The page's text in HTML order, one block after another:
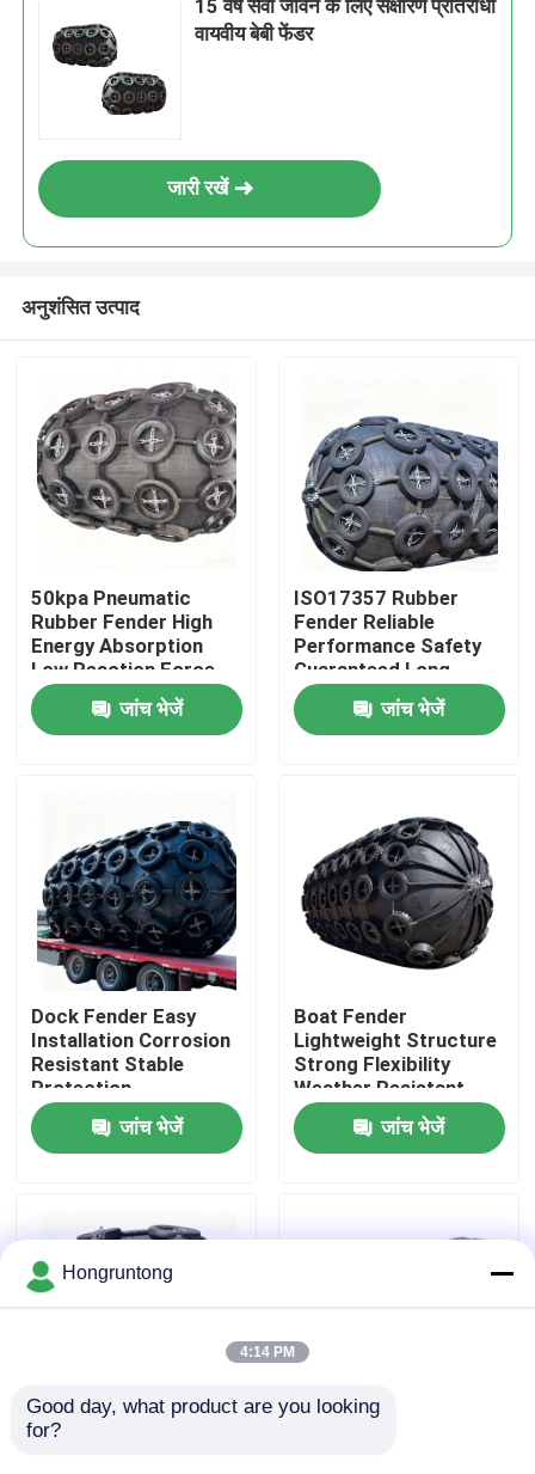
उत्पाद
वीडियो
हमारे बारे में
कारखाना भ्रमण
गुणवत्ता नियंत्रण
एक उद्धरण का अनुरोध करें
डॉक रबर फेंडर
15 वर्ष सेवा जीवन के लिए संक्षारण प्रतिरोधी
वायवीय बेबी फेंडर
जारी रखें
अनुशंसित उत्पाद
50kpa Pneumatic
Rubber Fender High
Energy Absorption
Low Reaction Force
Durable Use
जांच भेजें
ISO17357 Rubber
Fender Reliable
Performance Safety
Guaranteed Long
Service Life
जांच भेजें
Dock Fender Easy
Installation Corrosion
Resistant Stable
Protection
जांच भेजें
Boat Fender
Lightweight Structure
Strong Flexibility
Weather Resistant
जांच भेजें
Yokohama Rubber
Hongruntong
4:14 PM
Good day, what product are you looking
for?